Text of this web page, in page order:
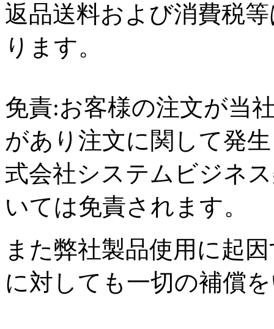
返品送料および消費税
ります。
免責:お客様の注文が当
があり注文に関して発
式会社システムビジネ
いては免責されます。
また弊社製品使用に起
に対しても一切の補償